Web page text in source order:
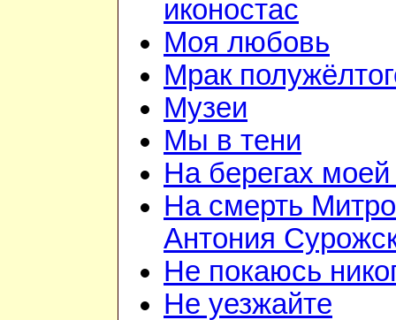
иконостас
Моя любовь
Мрак
Музеи
Мы в тени
На берегах
На смерть
Антония
Не покаюсь
Не уезжайте